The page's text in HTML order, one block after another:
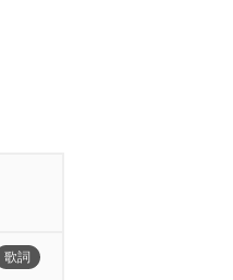
歌詞